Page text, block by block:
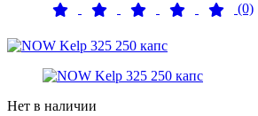
(0)
Нет в наличии